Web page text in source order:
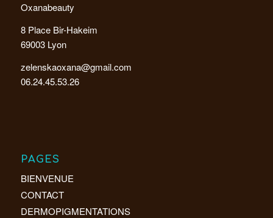
Oxanabeauty
8 Place Bir-Hakeim
69003 Lyon
zelenskaoxana@gmail.com
06.24.45.53.26
PAGES
BIENVENUE
CONTACT
DERMOPIGMENTATIONS